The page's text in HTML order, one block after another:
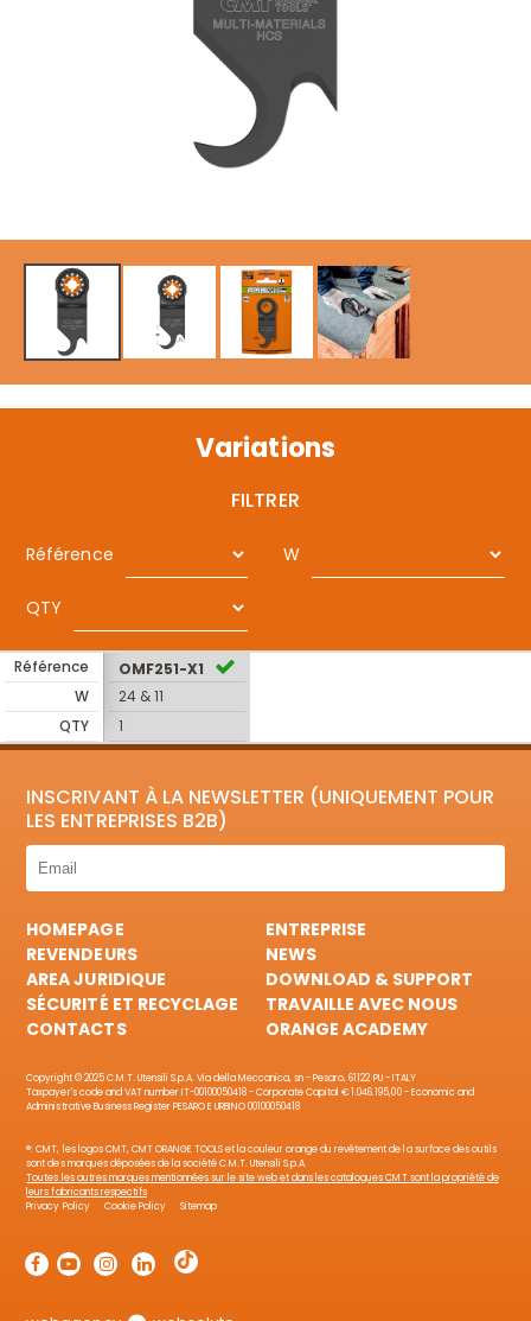
Variations
FILTRER
Référence W
QTY
Référence
W
QTY
OMF251-X1
24 & 11
1
INSCRIVANT À LA NEWSLETTER (UNIQUEMENT POUR
LES ENTREPRISES B2B)
HOMEPAGE
ENTREPRISE
REVENDEURS
NEWS
AREA JURIDIQUE
DOWNLOAD & SUPPORT
SÉCURITÉ ET RECYCLAGE
TRAVAILLE AVEC NOUS
CONTACTS
ORANGE ACADEMY
Copyright © 2025 C.M.T. Utensili S.p.A. Via della Meccanica, sn - Pesaro, 61122 PU - ITALY
Taxpayer's code and VAT number IT-00100050418 - Corporate Capital € 1.046.195,00 - Economic and
Administrative Business Register PESARO E URBINO 00100050418
®: CMT, les logos CMT, CMT ORANGE TOOLS et la couleur orange du revêtement de la surface des outils
sont des marques déposées de la société C.M.T. Utensili S.p.A.
Toutes les autres marques mentionnées sur le site web et dans les catalogues CMT sont la propriété de
leurs fabricants respectifs
Privacy Policy
Cookie Policy Sitemap